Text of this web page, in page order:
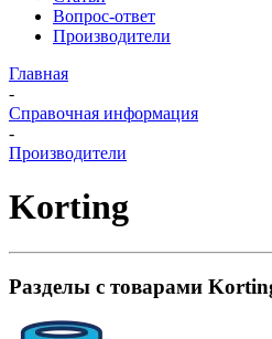
Вопрос-ответ
Производители
Главная
-
Справочная информация
-
Производители
Korting
Разделы с товарами